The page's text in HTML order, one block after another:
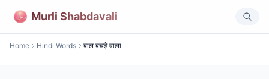
Murli Shabdavali
Home Hindi Words बाल बचड़े वाला